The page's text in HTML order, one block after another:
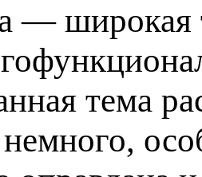
— широкая
тема